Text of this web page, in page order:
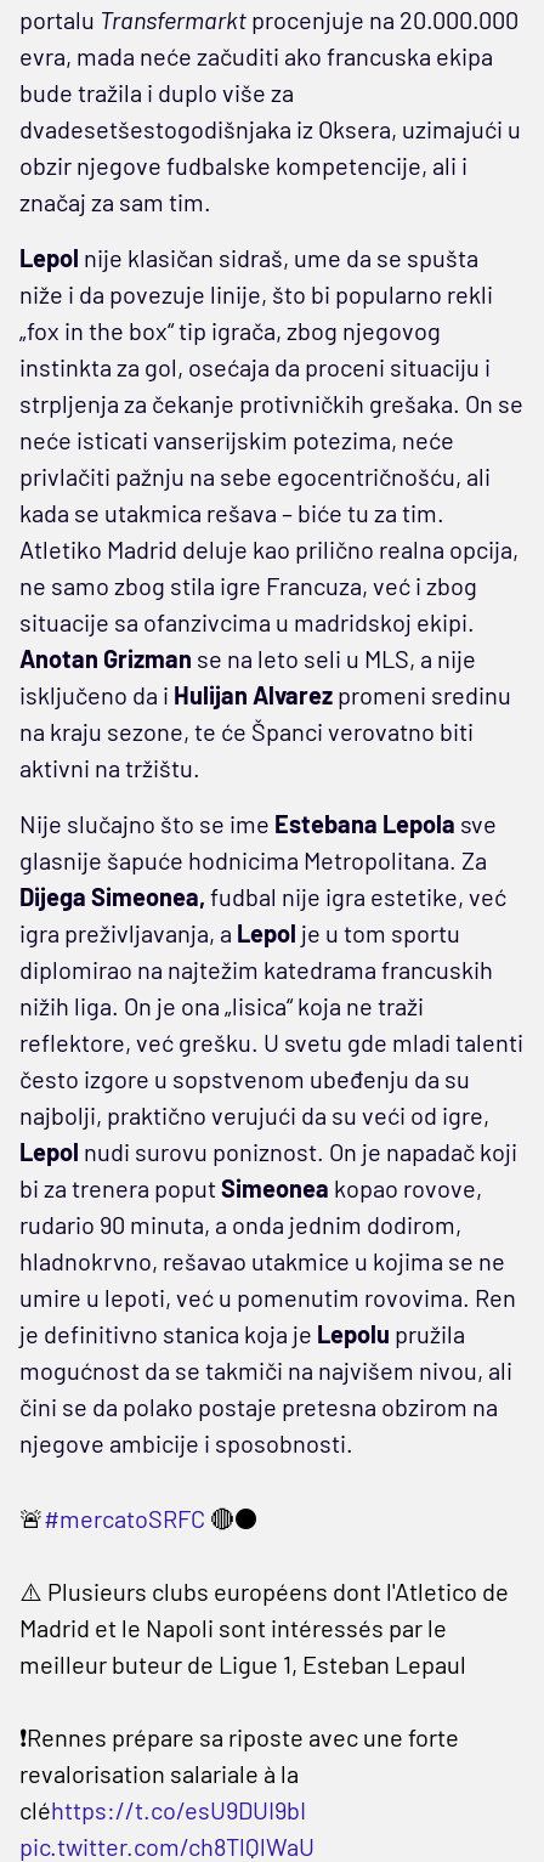
portalu Transfermarkt procenjuje na 20.000.000
evra, mada neće začuditi ako francuska ekipa
bude tražila i duplo više za
dvadesetšestogodišnjaka iz Oksera, uzimajući u
obzir njegove fudbalske kompetencije, ali i
značaj za sam tim.
Lepol nije klasičan sidraš, ume da se spušta
niže i da povezuje linije, što bi popularno rekli
„fox in the box“ tip igrača, zbog njegovog
instinkta za gol, osećaja da proceni situaciju i
strpljenja za čekanje protivničkih grešaka. On se
neće isticati vanserijskim potezima, neće
privlačiti pažnju na sebe egocentričnošću, ali
kada se utakmica rešava – biće tu za tim.
Atletiko Madrid deluje kao prilično realna opcija,
ne samo zbog stila igre Francuza, već i zbog
situacije sa ofanzivcima u madridskoj ekipi.
Anotan Grizman se na leto seli u MLS, a nije
isključeno da i Hulijan Alvarez promeni sredinu
na kraju sezone, te će Španci verovatno biti
aktivni na tržištu.
Nije slučajno što se ime Estebana Lepola sve
glasnije šapuće hodnicima Metropolitana. Za
Dijega Simeonea, fudbal nije igra estetike, već
igra preživljavanja, a Lepol je u tom sportu
diplomirao na najtežim katedrama francuskih
nižih liga. On je ona „lisica“ koja ne traži
reflektore, već grešku. U svetu gde mladi talenti
često izgore u sopstvenom ubeđenju da su
najbolji, praktično verujući da su veći od igre,
Lepol nudi surovu poniznost. On je napadač koji
bi za trenera poputSimeonea kopao rovove,
rudario 90 minuta, a onda jednim dodirom,
hladnokrvno, rešavao utakmice u kojima se ne
umire u lepoti, već u pomenutim rovovima. Ren
je definitivno stanica koja je Lepolu pružila
mogućnost da se takmiči na najvišem nivou, ali
čini se da polako postaje pretesna obzirom na
njegove ambicije i sposobnosti.
🚨#mercatoSRFC 🔴⚫️
⚠️ Plusieurs clubs européens dont l'Atletico de
Madrid et le Napoli sont intéressés par le
meilleur buteur de Ligue 1, Esteban Lepaul
❗️Rennes prépare sa riposte avec une forte
revalorisation salariale à la
cléhttps://t.co/esU9DUI9bI
pic.twitter.com/ch8TlQlWaU